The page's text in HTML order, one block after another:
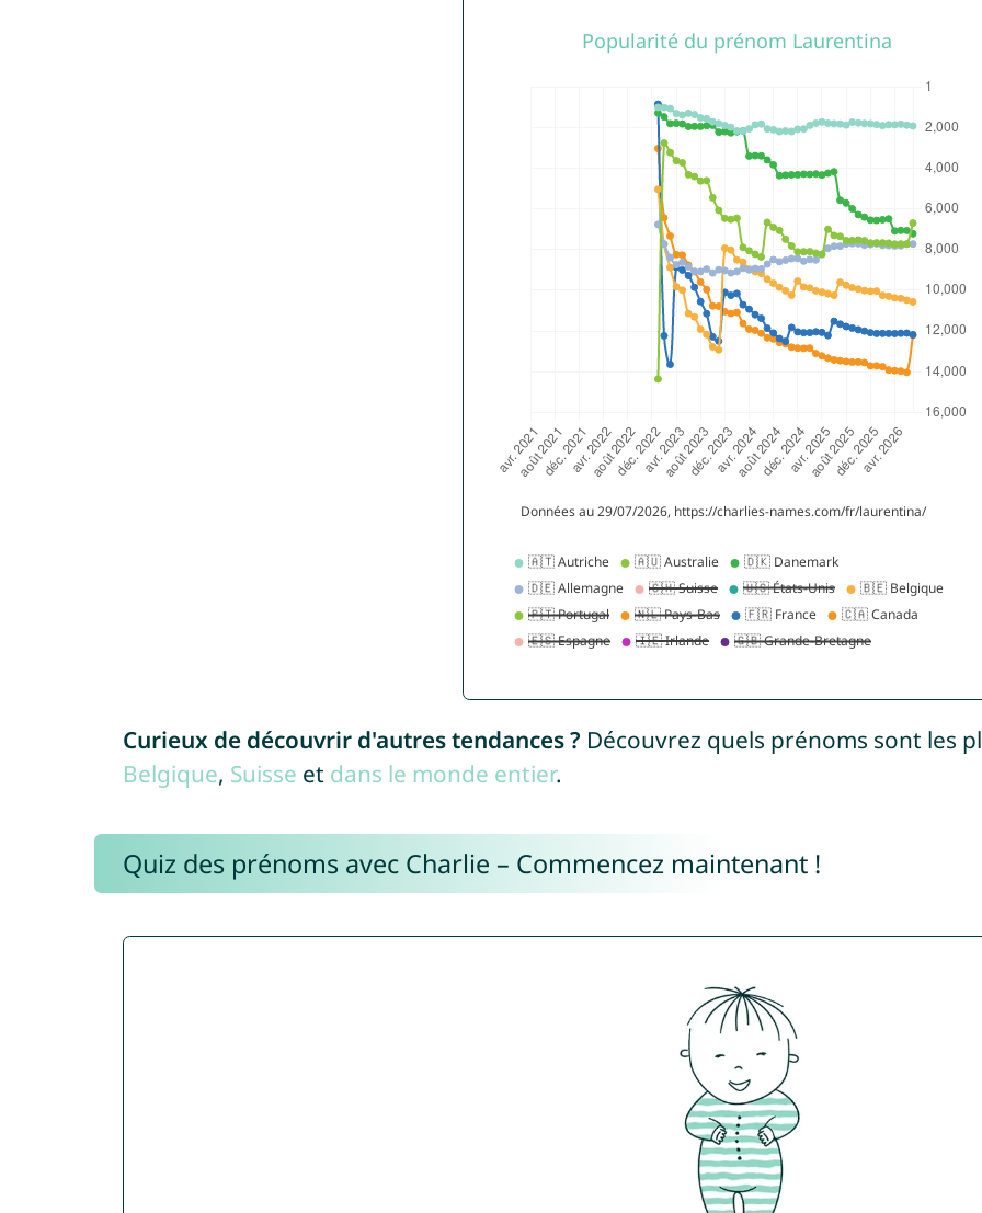
Curieux de découvrir d'autres tendances ? Découvrez quels prénoms sont les
Belgique, Suisse et dans le monde entier.
Quiz des prénoms avec Charlie – Commencez maintenant !